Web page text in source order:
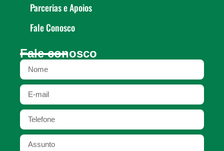
Parcerias e Apoios
Fale Conosco
Fale conosco